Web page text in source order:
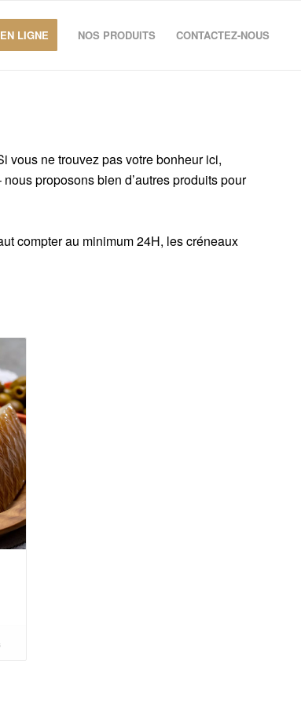
LIGNE NOS PRODUITS CONTACTEZ-NOUS
vous ne trouvez pas votre bonheur ici,
proposons bien d’autres produits pour
compter au minimum 24H, les créneaux